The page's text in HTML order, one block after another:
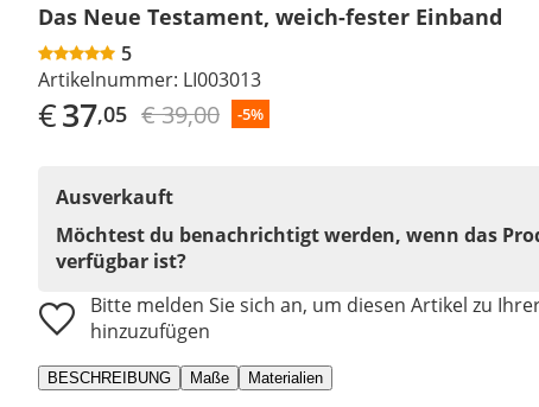
Das Neue Testament, weich-fester Einband
5
Artikelnummer: LI003013
€37,05 € 39,00 -5%
Ausverkauft
Möchtest du benachrichtigt werden, wenn das
verfügbar ist?
Bitte melden Sie sich an, um diesen Artikel zu
hinzuzufügen
BESCHREIBUNG Maße Materialien